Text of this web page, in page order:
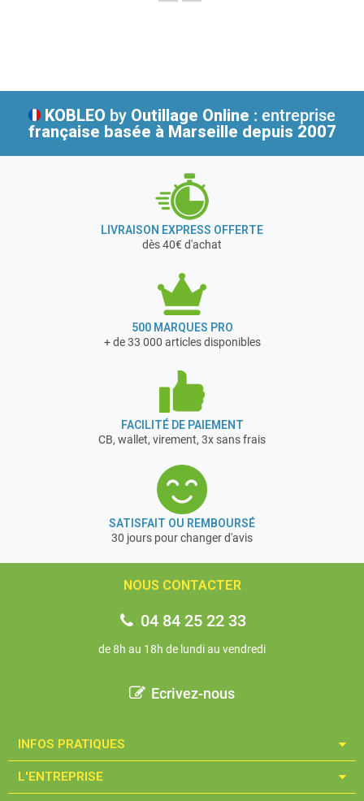
KOBLEO by Outillage Online : entreprise
française basée à Marseille depuis 2007
LIVRAISON EXPRESS OFFERTE
dès 40€ d'achat
500 MARQUES PRO
+ de 33 000 articles disponibles
FACILITÉ DE PAIEMENT
CB, wallet, virement, 3x sans frais
SATISFAIT OU REMBOURSÉ
30 jours pour changer d'avis
NOUS CONTACTER
04 84 25 22 33
de 8h au 18h de lundi au vendredi
Ecrivez-nous
INFOS PRATIQUES​
L'ENTREPRISE​